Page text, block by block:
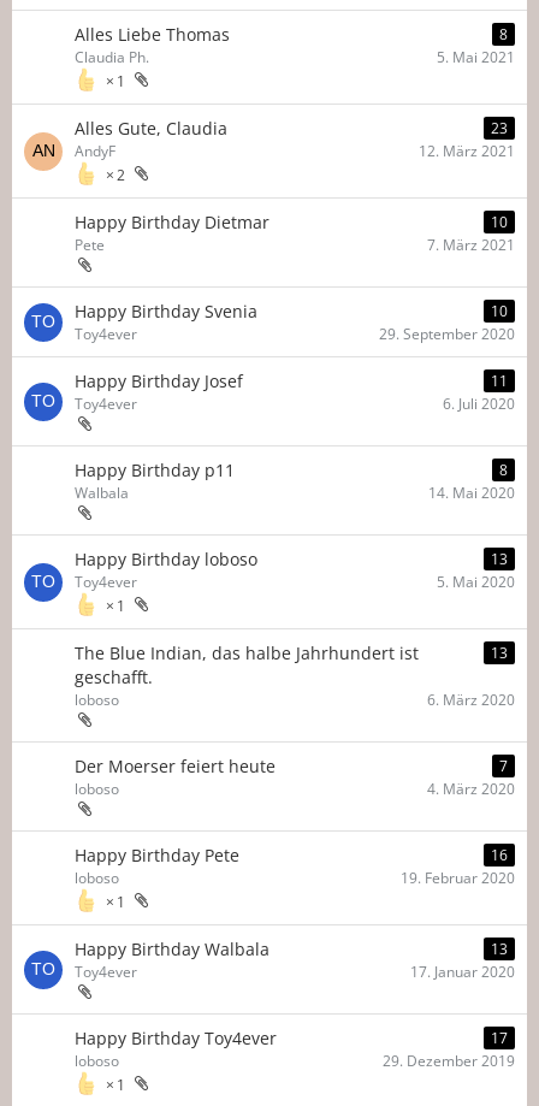
Alles Liebe Thomas 8
1
Claudia Ph. 5. Mai 2021
Alles Gute, Claudia 23
2
AndyF 12. März 2021
Happy Birthday Dietmar
10
Pete
7. März 2021
Happy Birthday Svenia
10
Toy4ever
29. September 2020
Happy Birthday Josef
11
Toy4ever
6. Juli 2020
Happy Birthday p11
8
Walbala
14. Mai 2020
Happy Birthday loboso 13
1
Toy4ever 5. Mai 2020
The Blue Indian, das halbe Jahrhundert ist
geschafft.
13
loboso 6. März 2020
Der Moerser feiert heute
7
loboso
4. März 2020
Happy Birthday Pete 16
1
loboso 19. Februar 2020
Happy Birthday Walbala
13
Toy4ever
17. Januar 2020
Happy Birthday Toy4ever 17
1
loboso 29. Dezember 2019